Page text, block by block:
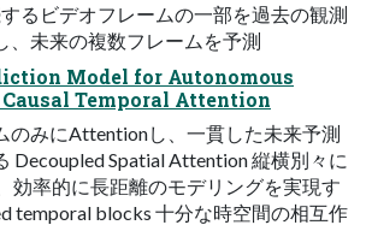
るビデオフレームの⼀部を過去の観測
、未来の複数フレームを予測
Model for Autonomous
Temporal Attention
のみにAttentionし、⼀貫した未来予測
Decoupled Spatial Attention 縦横別々に
効率的に⻑距離のモデリングを実現す
temporal blocks ⼗分な時空間の相互作